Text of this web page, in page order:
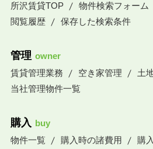
所沢賃貸TOP
物件検索フォーム
閲覧履歴
保存した検索条件
管理 owner
賃貸管理業務
空き家管理
土
当社管理物件一覧
購入 buy
物件一覧
購入時の諸費用
購